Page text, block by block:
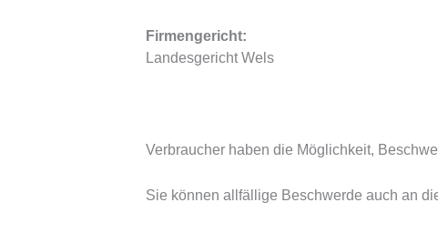
Firmengericht:
Landesgericht Wels
Verbraucher haben die Möglichkeit,
Sie können allfällige Beschwerde auch an